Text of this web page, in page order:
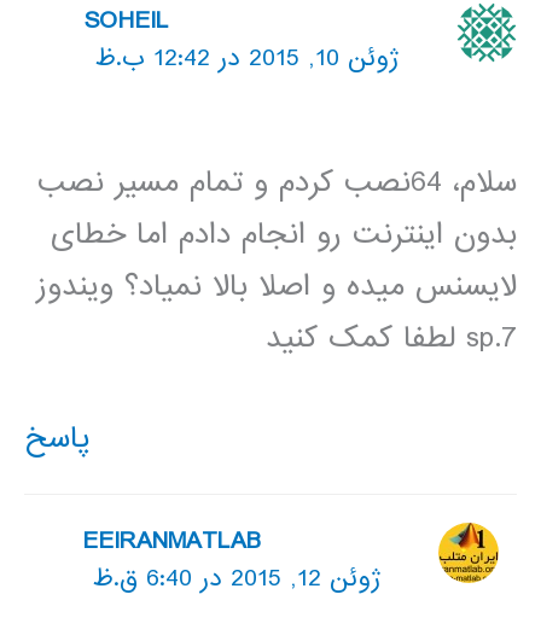
SOHEIL
ژوئن 10, 2015 در 12:42 ب.ظ
سلام، 64نصب کردم و تمام مسیر نصب
بدون اینترنت رو انجام دادم اما خطای
لایسنس میده و اصلا بالا نمیاد؟ ویندوز
7.sp لطفا کمک کنید
پاسخ
EEIRANMATLAB
ژوئن 12, 2015 در 6:40 ق.ظ